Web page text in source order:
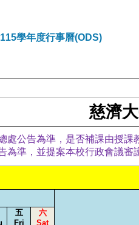
115學年度行事曆(ODS)